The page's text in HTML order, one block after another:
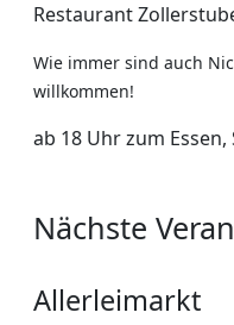
Restaurant
Wie immer sind auch
willkommen!
ab 18 Uhr zum
Nächste
Allerleimarkt